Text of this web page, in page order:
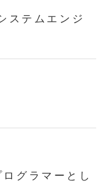
ステムエンジ
グラマーとし